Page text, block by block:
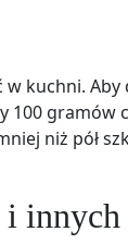
kuchni. Aby
100 gramów
niż pół
innych